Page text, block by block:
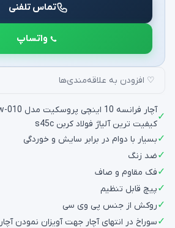
تماس تلفنی
واتساپ
♡ افزودن به علاقه‌مندی‌ها
✓
کیفیت ترین آلیاژ فولاد کربن s45c
✓بسیار با دوام در برابر سایش و خوردگی
✓ضد زنگ
✓فک مقاوم و صاف
✓پیچ قابل تنظیم
✓روکش از جنس پی وی سی
✓سوراخ در انتهای آچار جهت آویزان نمودن آچار